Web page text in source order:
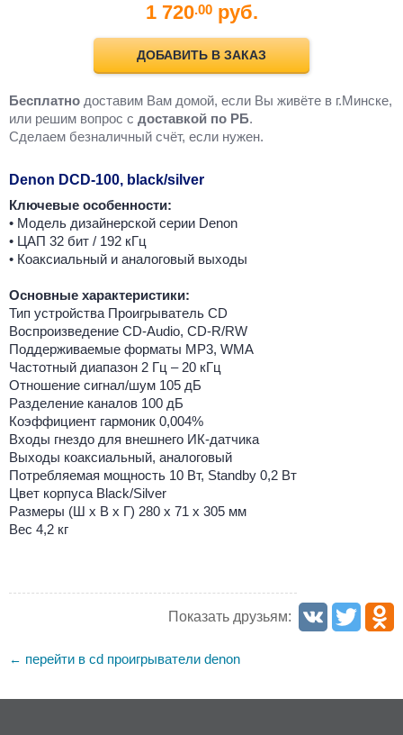
1 720.00 руб.
ДОБАВИТЬ В ЗАКАЗ
Бесплатно доставим Вам домой, если Вы живёте в г.Минске,
или решим вопрос с доставкой по РБ.
Cделаем безналичный счёт, если нужен.
Denon DCD-100, black/silver
Ключевые особенности:
• Модель дизайнерской серии Denon
• ЦАП 32 бит / 192 кГц
• Коаксиальный и аналоговый выходы
Основные характеристики:
Тип устройства Проигрыватель CD
Воспроизведение CD-Audio, CD-R/RW
Поддерживаемые форматы MP3, WMA
Частотный диапазон 2 Гц – 20 кГц
Отношение сигнал/шум 105 дБ
Разделение каналов 100 дБ
Коэффициент гармоник 0,004%
Входы гнездо для внешнего ИК-датчика
Выходы коаксиальный, аналоговый
Потребляемая мощность 10 Вт, Standby 0,2 Вт
Цвет корпуса Black/Silver
Размеры (Ш х В х Г) 280 х 71 х 305 мм
Вес 4,2 кг
Показать друзьям:
← перейти в cd проигрыватели denon